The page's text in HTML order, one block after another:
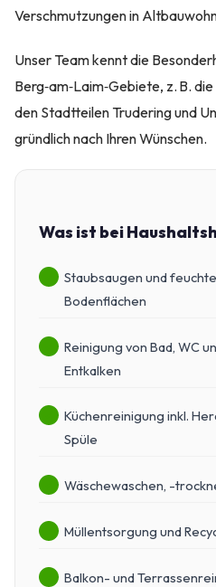
Verschmutzungen in
Unser Team kennt die
Berg‑am‑Laim‑Gebiete, z. B.
den Stadtteilen Trudering und
gründlich nach Ihren Wünschen.
Was ist bei
Staubsaugen und
Bodenflächen
Reinigung von Bad, WC
Entkalken
Küchenreinigung inkl.
Spüle
Wäschewaschen, -
Müllentsorgung und
Balkon- und